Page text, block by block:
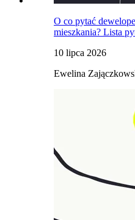
O co pytać
mieszkania? Lista
10 lipca 2026
Ewelina